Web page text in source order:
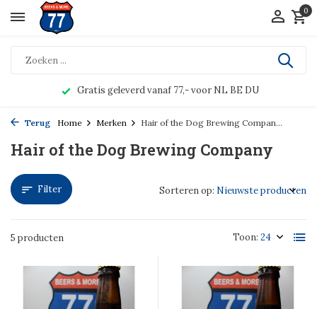
0
Gratis geleverd vanaf 77,- voor NL BE DU
Terug Home Merken Hair of the Dog Brewing Compan...
Hair of the Dog Brewing Company
Filter
5 producten Toon:
Sorteren op: